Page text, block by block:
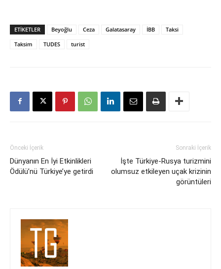
ETIKETLER Beyoğlu Ceza Galatasaray İBB
Taksi
Taksim
TUDES turist
Önceki İçerik
Dünyanın En İyi Etkinlikleri
Ödülü’nü Türkiye’ye getirdi
Sonraki İçerik
İşte Türkiye-Rusya turizmini
olumsuz etkileyen uçak krizinin
görüntüleri